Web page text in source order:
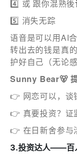
1.租務
2.住客
注意: 您在此電子
*我已閱讀
4️⃣ 或 跟你混熟後
5️⃣ 消失无踪
语音是可以用AI
转出去的钱是真
护好自己（无论
Sunny Bear🐻 提
👉 网恋可以，谈
👉 真要投资？证
👉 在日新舍参与
3.投资达人——百